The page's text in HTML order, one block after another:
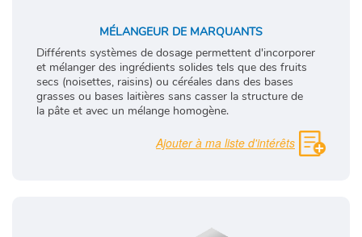
MÉLANGEUR DE MARQUANTS
Différents systèmes de dosage permettent d'incorporer
et mélanger des ingrédients solides tels que des fruits
secs (noisettes, raisins) ou céréales dans des bases
grasses ou bases laitières sans casser la structure de
la pâte et avec un mélange homogène.